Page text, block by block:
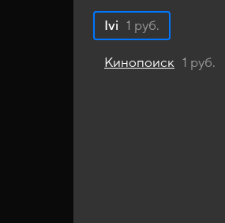
Ivi 1 руб.
Кинопоиск 1 руб.